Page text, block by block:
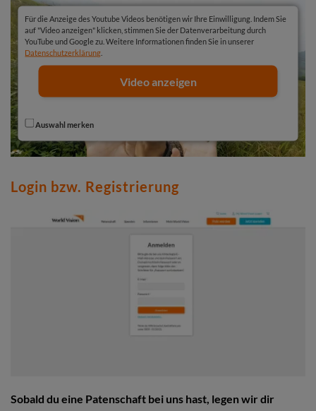
Für die Anzeige des Youtube Videos benötigen wir Ihre Einwilligung. Indem Sie
auf "Video anzeigen" klicken, stimmen Sie der Datenverarbeitung durch
YouTube und Google zu. Weitere Informationen finden Sie in unserer
Datenschutzerklärung
Video anzeigen
Auswahl merken
Login bzw. Registrierung
Sobald du eine Patenschaft bei uns hast, legen wir dir